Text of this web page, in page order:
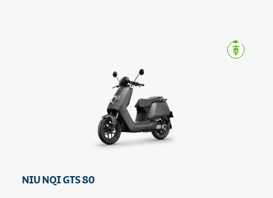
NIU NQI GTS 80